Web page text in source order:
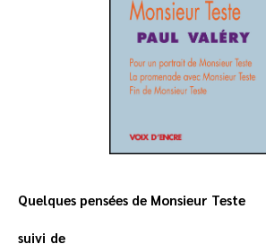
Quelques pensées de Monsieur Teste
suivi de